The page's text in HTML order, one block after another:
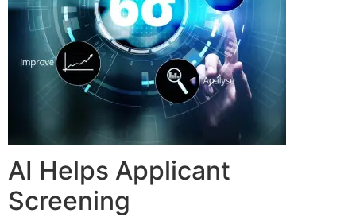
AI Helps Applicant
Screening